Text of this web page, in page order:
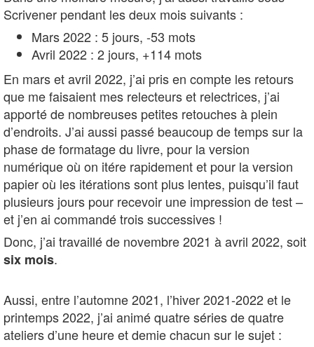
Scrivener pendant les deux mois suivants :
Mars 2022 : 5 jours, -53 mots
Avril 2022 : 2 jours, +114 mots
En mars et avril 2022, j’ai pris en compte les retours
que me faisaient mes relecteurs et relectrices, j’ai
apporté de nombreuses petites retouches à plein
d’endroits. J’ai aussi passé beaucoup de temps sur la
phase de formatage du livre, pour la version
numérique où on itére rapidement et pour la version
papier où les itérations sont plus lentes, puisqu’il faut
plusieurs jours pour recevoir une impression de test –
et j’en ai commandé trois successives !
Donc, j’ai travaillé de novembre 2021 à avril 2022, soit
six mois.
Aussi, entre l’automne 2021, l’hiver 2021-2022 et le
printemps 2022, j’ai animé quatre séries de quatre
ateliers d’une heure et demie chacun sur le sujet :